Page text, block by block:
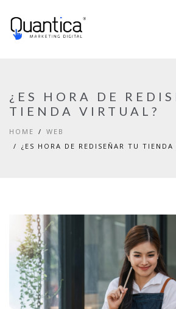
¿ES HORA DE
TIENDA VIRTUAL?
HOME
WEB
¿ES HORA DE REDISEÑAR TU TIENDA